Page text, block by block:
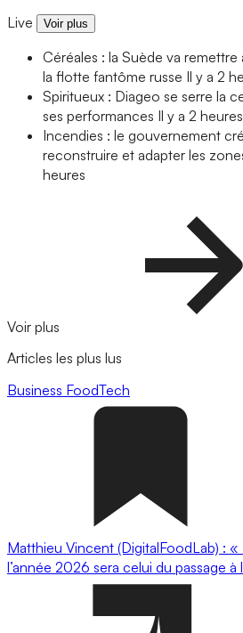
Live Voir plus
Céréales : la Suède va remettre
la flotte fantôme russe Il y a 2
Spiritueux : Diageo se serre la
ses performances Il y a 2 heures
Incendies : le gouvernement
reconstruire et adapter les
heures
Voir plus
Articles les plus lus
Business FoodTech
Matthieu Vincent (DigitalFoodLab) :
l’année 2026 sera celui du passage à